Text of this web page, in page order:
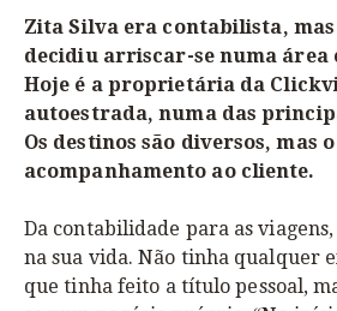
Zita Silva era contabilista,
decidiu arriscar-se numa
Hoje é a proprietária da
autoestrada, numa das
Os destinos são diversos, mas
acompanhamento ao cliente.
Da contabilidade para as
na sua vida. Não tinha qualquer
que tinha feito a título pessoal,